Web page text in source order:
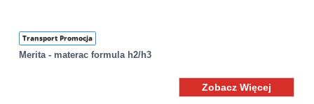
Transport Promocja
Merita - materac formula h2/h3
Zobacz Więcej